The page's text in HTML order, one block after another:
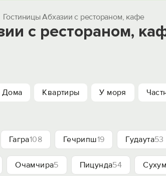
Гостиницы Абхазии с рестораном, кафе
с рестораном,
Дома Квартиры У моря
Гагра108 Гечрипш19 Гудаута53
Очамчира5 Пицунда54